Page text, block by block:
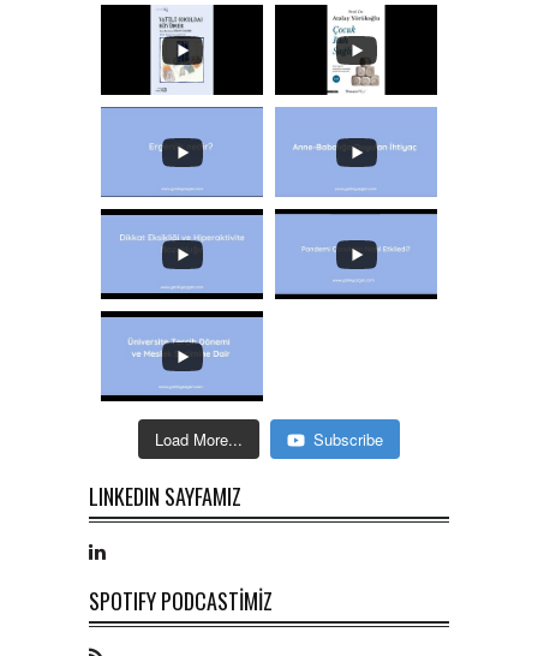
Load More... Subscribe
LINKEDIN SAYFAMIZ
SPOTIFY PODCASTİMİZ